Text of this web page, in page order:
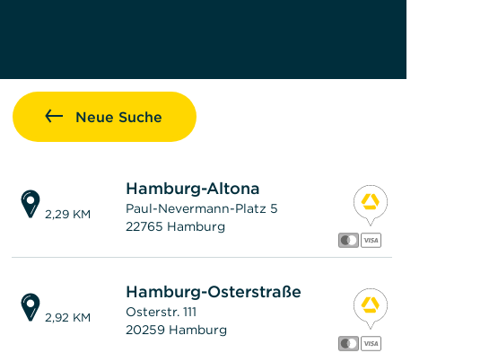
Neue Suche
2,29 KM
Hamburg-Altona
Paul-Nevermann-Platz 5
22765 Hamburg
2,92 KM
Hamburg-Osterstraße
Osterstr. 111
20259 Hamburg